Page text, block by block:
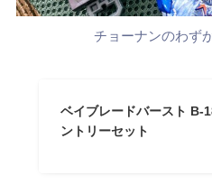
チョーナンのわず
ベイブレードバースト B-
ントリーセット